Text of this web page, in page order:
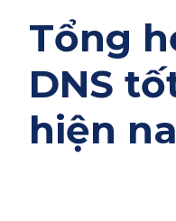
Tổng
DNS
hiện